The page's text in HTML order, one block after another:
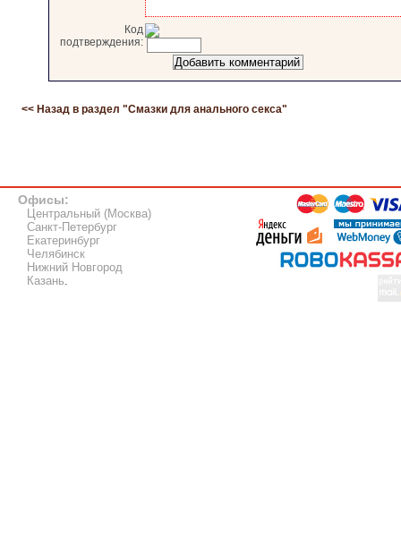
Код
подтверждения:
<< Назад в раздел "Смазки для анального секса"
Офисы:
Центральный (Москва)
Санкт-Петербург
Екатеринбург
Челябинск
Нижний Новгород
Казань.